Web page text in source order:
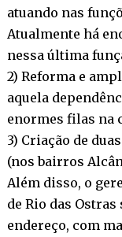
atuando nas
Atualmente há
nessa última
2) Reforma e
aquela
enormes filas na
3) Criação de
(nos bairros
Além disso, o
de Rio das
endereço, com